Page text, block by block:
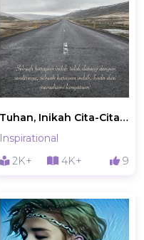
Tuhan, Inikah Cita-Citaku ?
Inspirational
2K+
4K+ 9